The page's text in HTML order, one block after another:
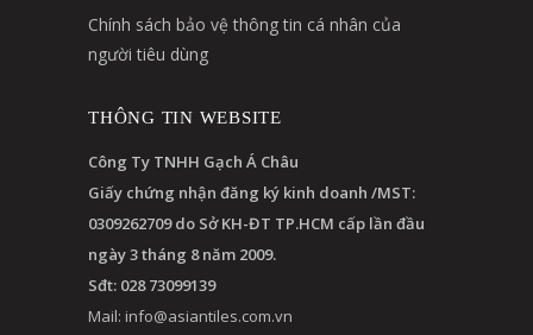
Chính sách bảo vệ thông tin cá nhân của
người tiêu dùng
THÔNG TIN WEBSITE
Công Ty TNHH Gạch Á Châu
Giấy chứng nhận đăng ký kinh doanh /MST:
0309262709 do Sở KH-ĐT TP.HCM cấp lần đầu
ngày 3 tháng 8 năm 2009.
Sđt: 028 73099139
Mail: info@asiantiles.com.vn